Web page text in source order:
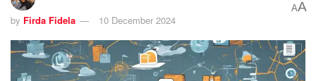
by Firda Fidela 10 December 2024
AA